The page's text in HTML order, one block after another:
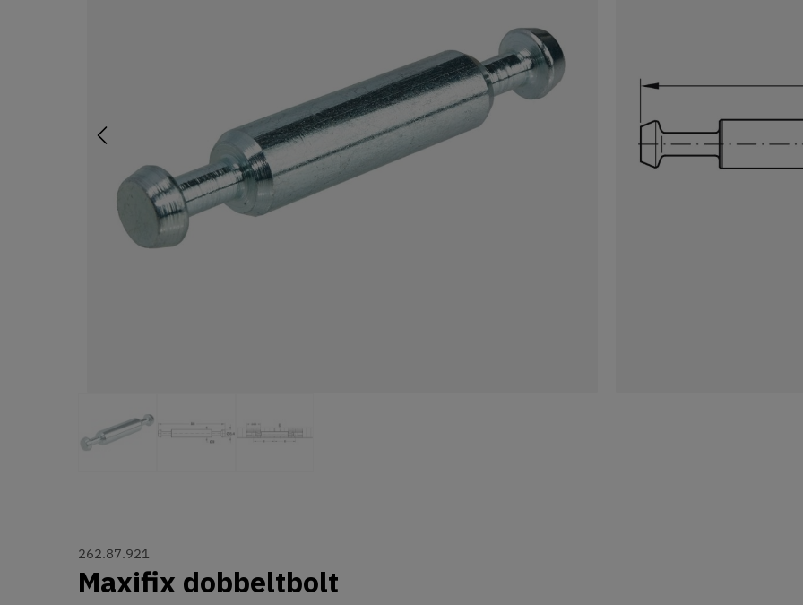
262.87.921
Maxifix dobbeltbolt